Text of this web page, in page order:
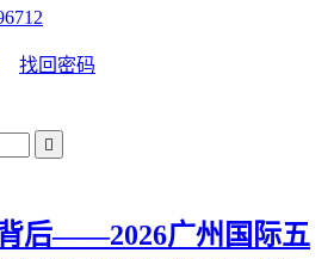
找回密码

后——2026广州国际五